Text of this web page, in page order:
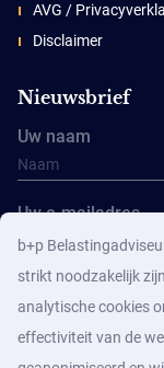
AVG /
Disclaimer
Nieuwsbrief
Uw naam
Uw e-mailadres
b+p
strikt noodzakelijk
analytische cookies
effectiviteit van de